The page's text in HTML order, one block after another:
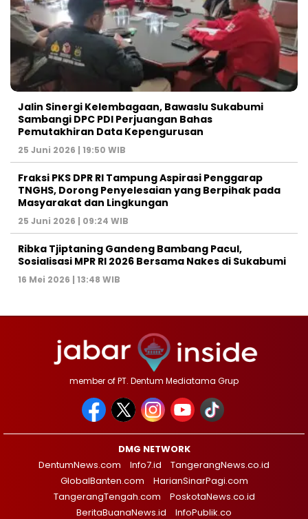
Jalin Sinergi Kelembagaan, Bawaslu Sukabumi
Sambangi DPC PDI Perjuangan Bahas
Pemutakhiran Data Kepengurusan
25 Juni 2026 | 19:50 WIB
‎Fraksi PKS DPR RI Tampung Aspirasi Penggarap
TNGHS, Dorong Penyelesaian yang Berpihak pada
Masyarakat dan Lingkungan‎
25 Juni 2026 | 09:24 WIB
Ribka Tjiptaning Gandeng Bambang Pacul,
Sosialisasi MPR RI 2026 Bersama Nakes di Sukabumi
16 Mei 2026 | 13:48 WIB
member of PT. Dentum Mediatama Grup
DMG NETWORK
DentumNews.com
Info7.id
TangerangNews.co.id
GlobalBanten.com
HarianSinarPagi.com
TangerangTengah.com
PoskotaNews.co.id
BeritaBuanaNews.id
InfoPublik.co